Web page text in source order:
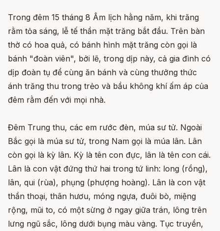
Trong đêm 15 tháng 8 Âm lịch hằng năm, khi trăng
rằm tỏa sáng, lễ tế thần mặt trăng bắt đầu. Trên bàn
thờ có hoa quả, có bánh hình mặt trăng còn gọi là
bánh "đoàn viên", bởi lẽ, trong dịp này, cả gia đình có
dịp đoàn tụ để cùng ăn bánh và cùng thưởng thức
ánh trăng thu trong trẻo và bầu không khí ấm áp của
đêm rằm đến với mọi nhà.
Đêm Trung thu, các em rước đèn, múa sư tử. Ngoài
Bắc gọi là múa sư tử, trong Nam gọi là múa lân. Lân
còn gọi là kỳ lân. Kỳ là tên con đực, lân là tên con cái.
Lân là con vật đứng thứ hai trong tứ linh: long (rồng),
lân, qui (rùa), phụng (phượng hoàng). Lân là con vật
thần thoại, thân hươu, móng ngựa, đuôi bò, miệng
rộng, mũi to, có một sừng ở ngay giữa trán, lông trên
lưng ngũ sắc, lông dưới bụng màu vàng. Tục truyền,